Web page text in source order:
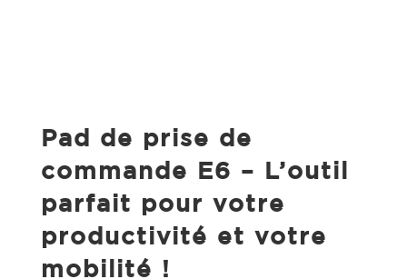
Pad de prise de
commande E6 – L’outil
parfait pour votre
productivité et votre
mobilité !